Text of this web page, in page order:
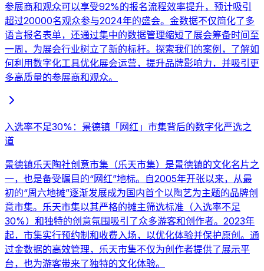
参展商和观众可以享受92%的报名流程效率提升，预计吸引
超过20000名观众参与2024年的盛会。金数据不仅简化了多
语言报名表单，还通过集中的数据管理缩短了展会筹备时间至
一周，为展会行业树立了新的标杆。探索我们的案例，了解如
何利用数字化工具优化展会运营，提升品牌影响力，并吸引更
多高质量的参展商和观众。
入选率不足30%：景德镇「网红」市集背后的数字化严选之
道
景德镇乐天陶社创意市集（乐天市集）是景德镇的文化名片之
一，也是备受瞩目的“网红”地标。自2005年开张以来，从最
初的“周六地摊”逐渐发展成为国内首个以陶艺为主题的品牌创
意市集。乐天市集以其严格的摊主筛选标准（入选率不足
30%）和独特的创意氛围吸引了众多游客和创作者。2023年
起，市集实行预约制和收费入场，以优化体验并保护原创。通
过金数据的高效管理，乐天市集不仅为创作者提供了展示平
台，也为游客带来了独特的文化体验。